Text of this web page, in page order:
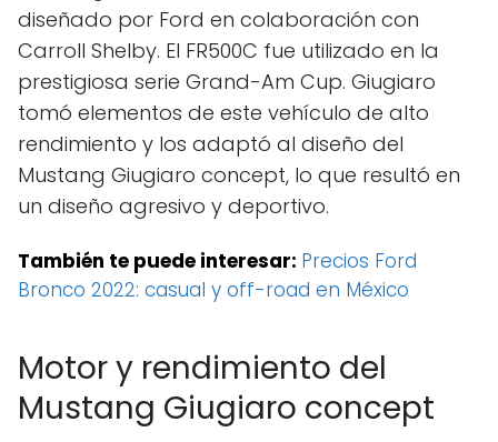
diseñado por Ford en colaboración con
Carroll Shelby. El FR500C fue utilizado en la
prestigiosa serie Grand-Am Cup. Giugiaro
tomó elementos de este vehículo de alto
rendimiento y los adaptó al diseño del
Mustang Giugiaro concept, lo que resultó en
un diseño agresivo y deportivo.
También te puede interesar: Precios Ford
Bronco 2022: casual y off-road en México
Motor y rendimiento del
Mustang Giugiaro concept